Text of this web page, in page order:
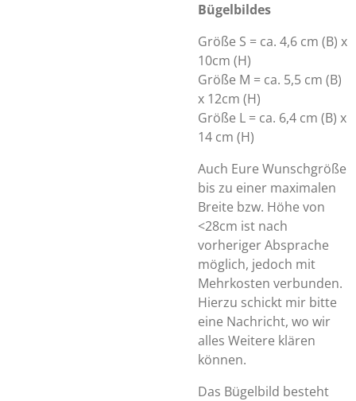
Bügelbildes
Größe S = ca. 4,6 cm (B) x
10cm (H)
Größe M = ca. 5,5 cm (B)
x 12cm (H)
Größe L = ca. 6,4 cm (B) x
14 cm (H)
Auch Eure Wunschgröße
bis zu einer maximalen
Breite bzw. Höhe von
<28cm ist nach
vorheriger Absprache
möglich, jedoch mit
Mehrkosten verbunden.
Hierzu schickt mir bitte
eine Nachricht, wo wir
alles Weitere klären
können.
Das Bügelbild besteht